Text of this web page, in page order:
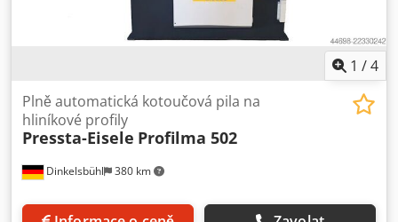
1 /4
Dinkelsbühl 380 km
Plně automatická kotoučová pila na
hliníkové profily
Pressta-Eisele Profilma 502